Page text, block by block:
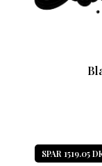
SPAR 1519.05